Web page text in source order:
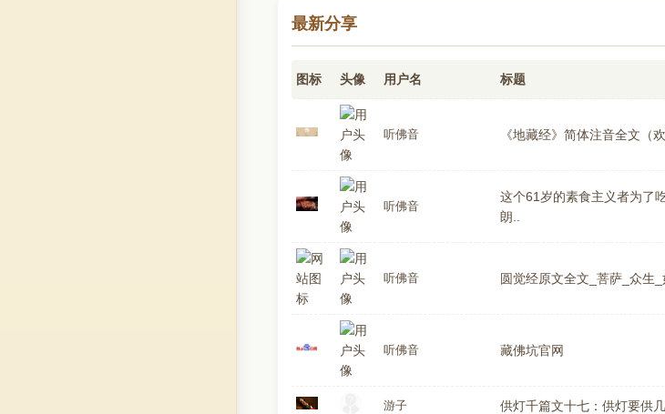
最新分享
图标 头像 用户名 标题
听佛音 《地藏经》简体注音全文（
听佛音
这个61岁的素食主义者为了
朗..
听佛音 圆觉经原文全文_菩萨_众生_
听佛音 藏佛坑官网
游子 供灯千篇文十七：供灯要供